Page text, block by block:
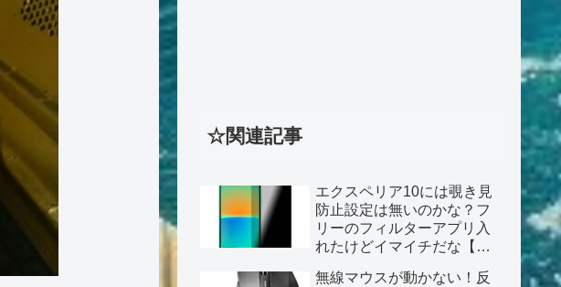
☆関連記事
エクスペリア10には覗き見
防止設定は無いのかな？フ
リーのフィルターアプリ入
れたけどイマイチだな【ス
無線マウスが動かない！反